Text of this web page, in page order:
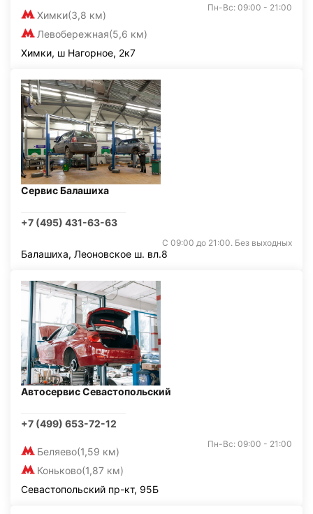
Химки(3,8 км)
Левобережная(5,6 км)
Пн-Вс: 09:00 - 21:00
Химки, ш Нагорное, 2к7
Сервис Балашиха
+7 (495) 431-63-63
С 09:00 до 21:00. Без выходных
Балашиха, Леоновское ш. вл.8
Автосервис Севастопольский
+7 (499) 653-72-12
Беляево(1,59 км)
Коньково(1,87 км)
Пн-Вс: 09:00 - 21:00
Севастопольский пр-кт, 95Б